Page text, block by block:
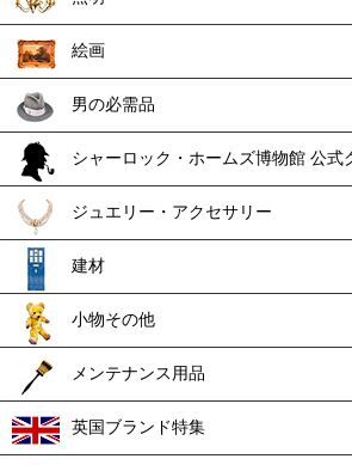
絵画
男の必需品
シャーロック・ホームズ博物館 公式
ジュエリー・アクセサリー
建材
小物その他
メンテナンス用品
英国ブランド特集